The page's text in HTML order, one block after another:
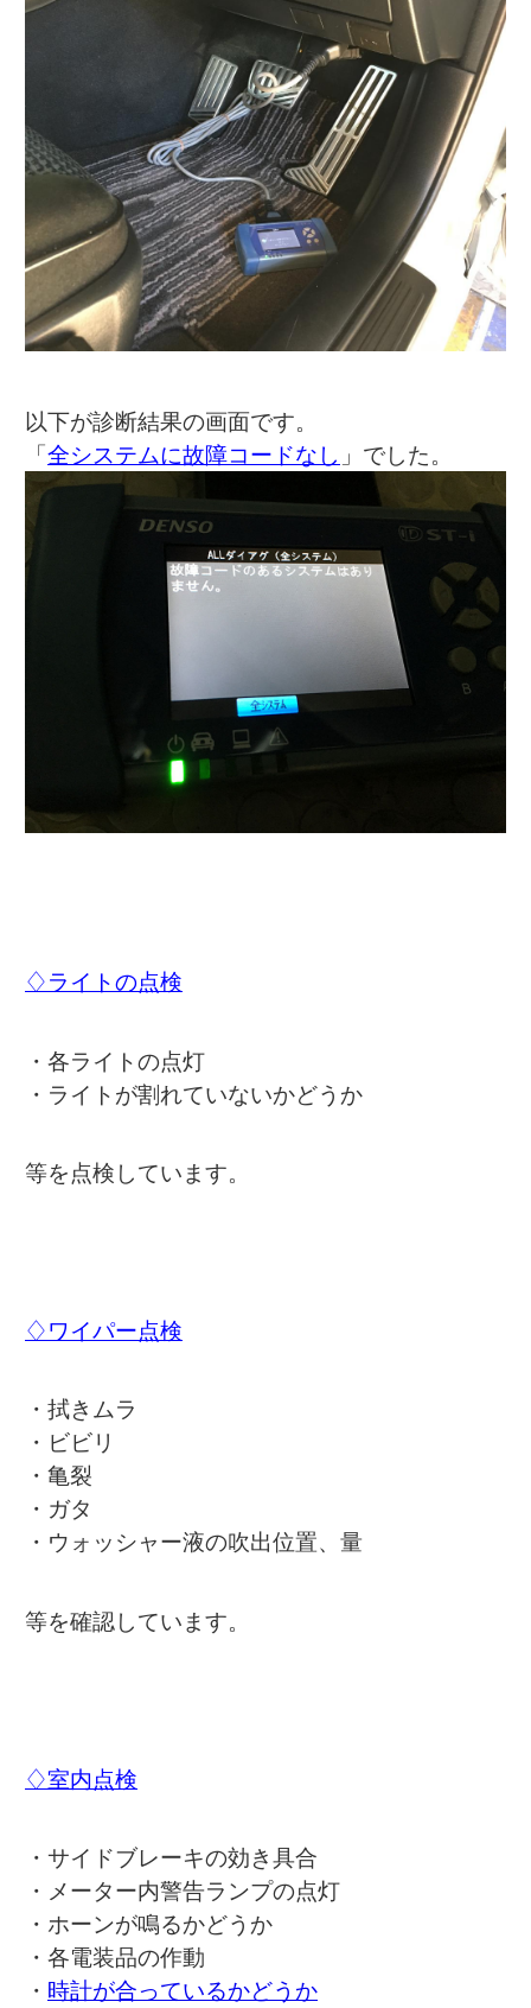
以下が診断結果の画面です。
「全システムに故障コードなし 」でした。
♢ライトの点検
・各ライトの点灯
・ライトが割れていないかどうか
等を点検しています。
♢ワイパー点検
・拭きムラ
・ビビリ
・亀裂
・ガタ
・ウォッシャー液の吹出位置、量
等を確認しています。
♢室内点検
・サイドブレーキの効き具合
・メーター内警告ランプの点灯
・ホーンが鳴るかどうか
・各電装品の作動
・ 時計が合っているかどうか